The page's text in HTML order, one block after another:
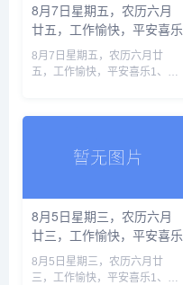
8月7日星期五，农历六月
廿五，工作愉快，平安喜乐
8月7日星期五，农历六月廿
五，工作愉快，平安喜乐1、泰
8月5日星期三，农历六月
廿三，工作愉快，平安喜乐
8月5日星期三，农历六月廿
三，工作愉快，平安喜乐1、韩